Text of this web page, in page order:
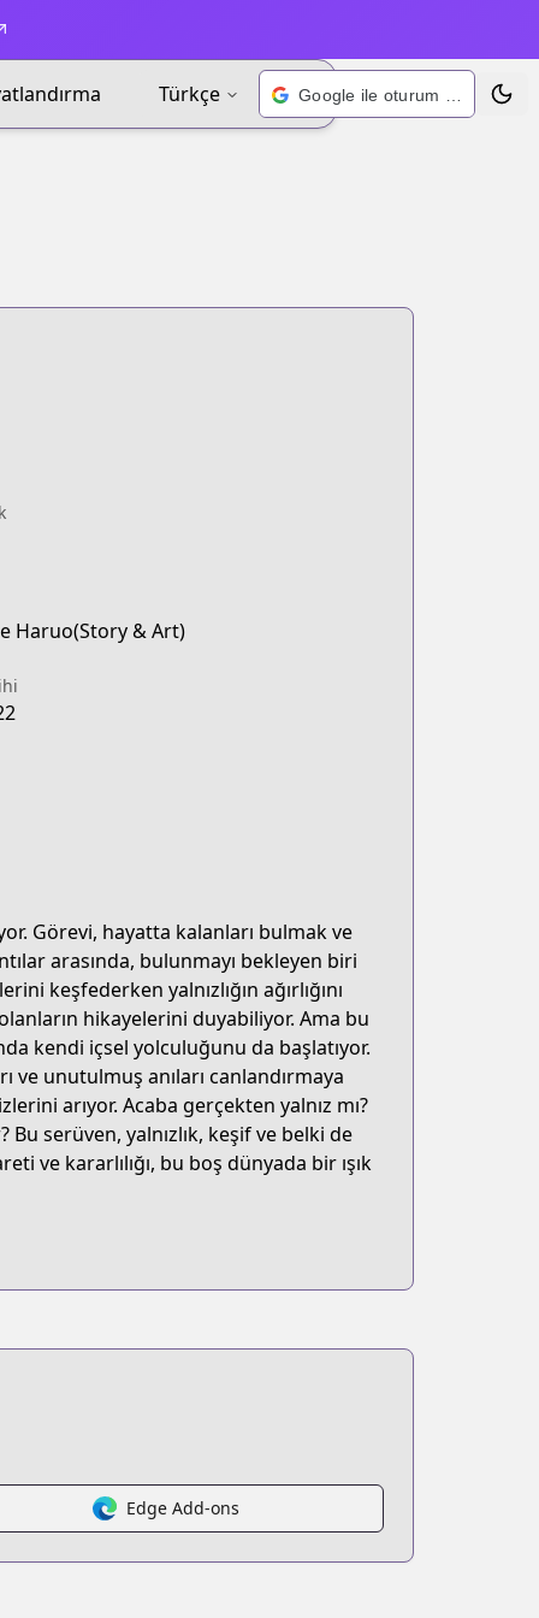
Türkçe
Haruo(Story & Art)
Görevi, hayatta kalanları bulmak ve
arasında, bulunmayı bekleyen biri
keşfederken yalnızlığın ağırlığını
hikayelerini duyabiliyor. Ama bu
kendi içsel yolculuğunu da başlatıyor.
unutulmuş anıları canlandırmaya
arıyor. Acaba gerçekten yalnız mı?
serüven, yalnızlık, keşif ve belki de
ve kararlılığı, bu boş dünyada bir ışık
Edge Add-ons